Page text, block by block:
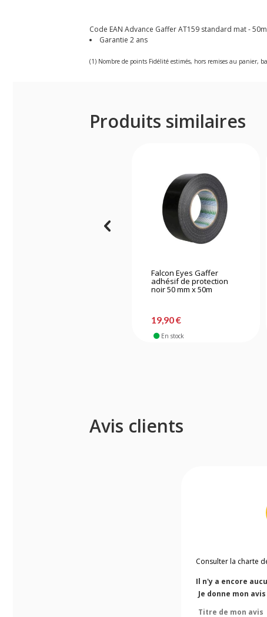
Code EAN Advance Gaffer AT159 standard mat -
Garantie 2 ans
(1) Nombre de points Fidélité estimés, hors remises au panier,
Produits similaires
Falcon Eyes Gaffer
adhésif de protection
noir 50 mm x 50m
19,90 €
En stock
Avis clients
Consulter la charte
Il n'y a encore
Je donne mon
Titre de mon avis